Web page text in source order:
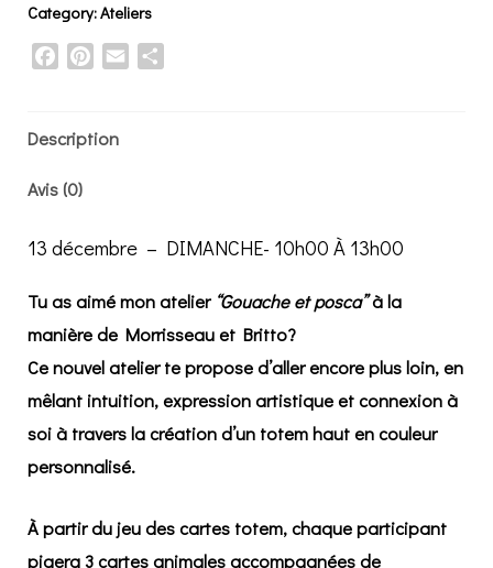
totem
gouache
poscas
décembre
-
DIMANCHE-
10h00
À
13h00
Category:Ateliers
FacebookPinterest
Email
Description
Avis (0)
13 décembre – DIMANCHE- 10h00 À 13h00
Tu as aimé mon atelier “Gouache et posca”à la
manière de Morrisseau et Britto?
Ce nouvel atelier te propose d’aller encore plus loin, en
mêlant intuition,expression artistiqueetconnexion à
soià travers la création d’un totem haut en couleur
personnalisé.
À partir du jeu des cartes totem, chaque participant
pigera3 cartes animalesaccompagnées de